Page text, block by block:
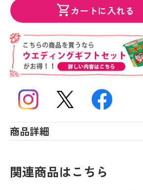
shopping_cartカートに入れる
商品詳細
関連商品はこちら